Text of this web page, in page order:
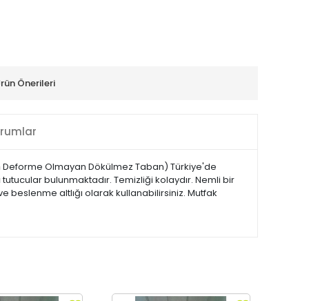
Önerileri
Deforme Olmayan Dökülmez Taban) Türkiye'de
bulunmaktadır. Temizliği kolaydır. Nemli bir
altlığı olarak kullanabilirsiniz. Mutfak